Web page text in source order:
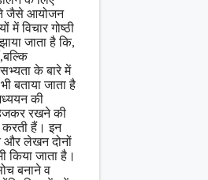
जैसे आयोजन
में विचार गोष्ठी
जाता है कि,
के बारे में
बताया जाता है
की
रखने की
करती हैं। इन
और लेखन दोनों
किया जाता है।
बनाने व